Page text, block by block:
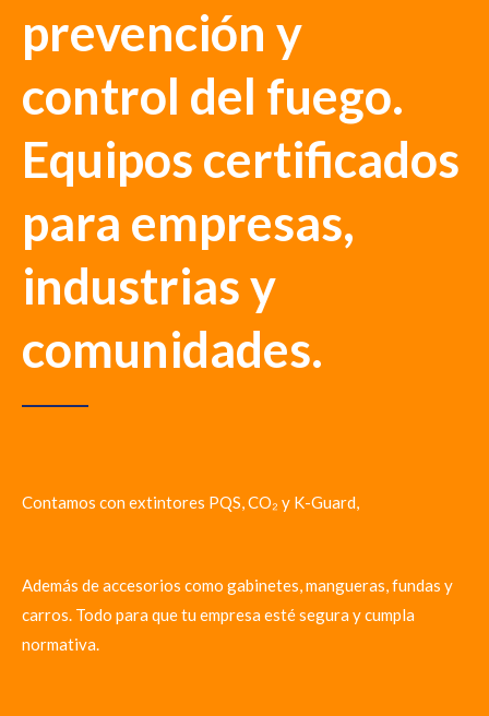
prevención y
control del fuego.
Equipos certificados
para empresas,
industrias y
comunidades.
Contamos con extintores PQS, CO₂ y K-Guard,
Además de accesorios como gabinetes, mangueras, fundas y
carros. Todo para que tu empresa esté segura y cumpla
normativa.